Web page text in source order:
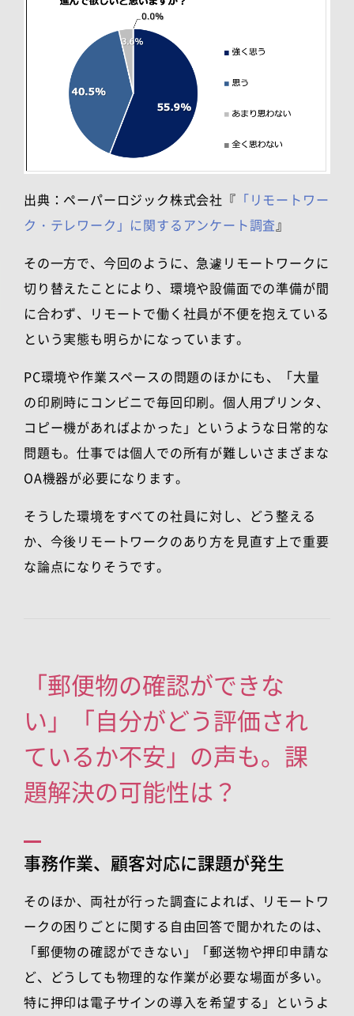
出典：ペーパーロジック株式会社『 「リモートワー
ク・テレワーク」に関するアンケート調査 』
その一方で、今回のように、急遽リモートワークに
切り替えたことにより、環境や設備面での準備が間
に合わず、リモートで働く社員が不便を抱えている
という実態も明らかになっています。
PC環境や作業スペースの問題のほかにも、「大量
の印刷時にコンビニで毎回印刷。個人用プリンタ、
コピー機があればよかった」というような日常的な
問題も。仕事では個人での所有が難しいさまざまな
OA機器が必要になります。
そうした環境をすべての社員に対し、どう整える
か、今後リモートワークのあり方を見直す上で重要
な論点になりそうです。
「郵便物の確認ができな
い」「自分がどう評価され
ているか不安」の声も。課
題解決の可能性は？
事務作業、顧客対応に課題が発生
そのほか、両社が行った調査によれば、リモートワ
ークの困りごとに関する自由回答で聞かれたのは、
「郵便物の確認ができない」「郵送物や押印申請な
ど、どうしても物理的な作業が必要な場面が多い。
特に押印は電子サインの導入を希望する」というよ